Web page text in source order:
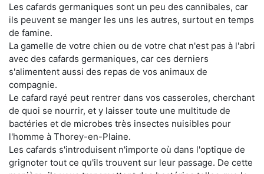
Les cafards germaniques sont un peu des cannibales, car
ils peuvent se manger les uns les autres, surtout en temps
de famine.
La gamelle de votre chien ou de votre chat n'est pas à l'abri
avec des cafards germaniques, car ces derniers
s'alimentent aussi des repas de vos animaux de
compagnie.
Le cafard rayé peut rentrer dans vos casseroles, cherchant
de quoi se nourrir, et y laisser toute une multitude de
bactéries et de microbes très insectes nuisibles pour
l'homme à Thorey-en-Plaine.
Les cafards s'introduisent n'importe où dans l'optique de
grignoter tout ce qu'ils trouvent sur leur passage. De cette